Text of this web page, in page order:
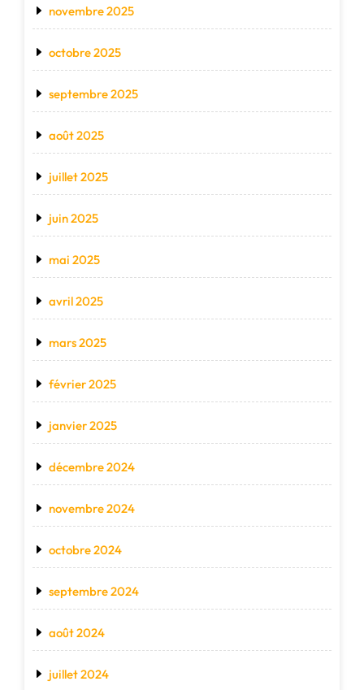
novembre 2025
octobre 2025
septembre 2025
août 2025
juillet 2025
juin 2025
mai 2025
avril 2025
mars 2025
février 2025
janvier 2025
décembre 2024
novembre 2024
octobre 2024
septembre 2024
août 2024
juillet 2024